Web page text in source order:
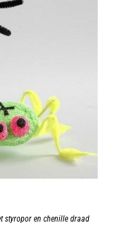
styropor en chenille draad